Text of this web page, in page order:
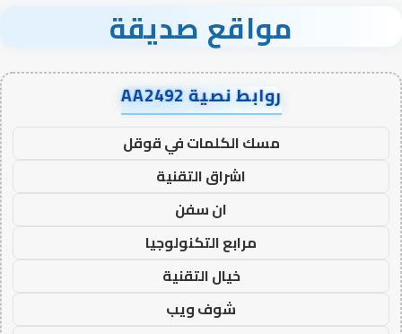
مواقع صديقة
روابط نصية AA2492
مسك الكلمات في قوقل
اشراق التقنية
ان سفن
مرابع التكنولوجيا
خيال التقنية
شوف ويب